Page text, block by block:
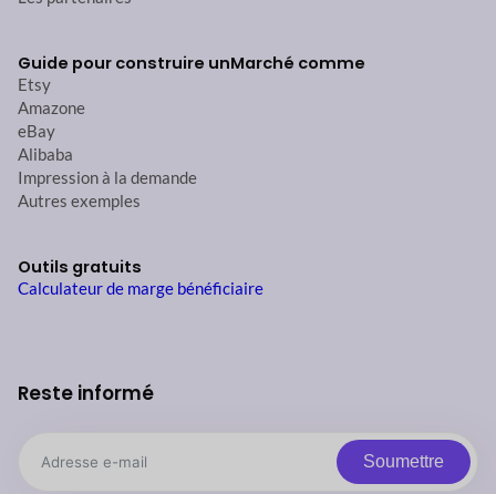
Guide pour construire unMarché comme
Etsy
Amazone
eBay
Alibaba
Impression à la demande
Autres exemples
Outils gratuits
Calculateur de marge bénéficiaire
Reste informé
Soumettre